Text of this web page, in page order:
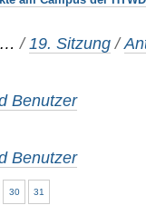
…/ 19. Sitzung /
Benutzer
Benutzer
30 31